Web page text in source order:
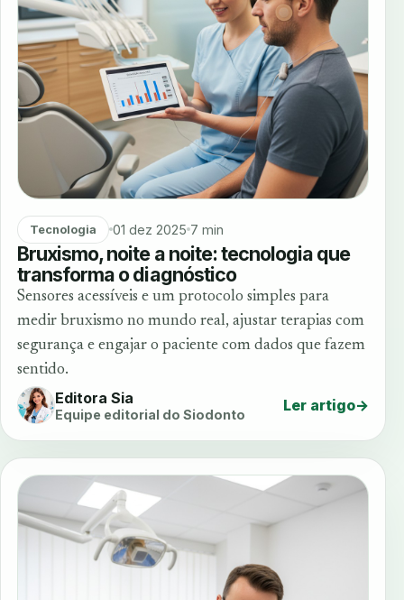
Tecnologia 01 dez 2025 7 min
Bruxismo, noite a noite: tecnologia que
transforma o diagnóstico
Sensores acessíveis e um protocolo simples para
medir bruxismo no mundo real, ajustar terapias com
segurança e engajar o paciente com dados que fazem
sentido.
Editora Sia
Equipe editorial do Siodonto Ler artigo→